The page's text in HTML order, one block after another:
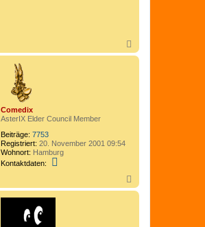
a
c
Comedix
AsterIX Elder Council Member
Beiträge: 7753
Registriert: 20. November 2001 09:54
Wohnort: Hamburg
Kontaktdaten:
t
a
c